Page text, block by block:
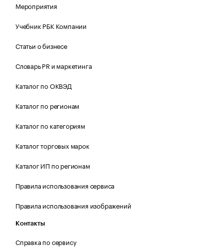
Мероприятия
Учебник РБК Компании
Статьи о бизнесе
Словарь PR и маркетинга
Каталог по ОКВЭД
Каталог по регионам
Каталог по категориям
Каталог торговых марок
Каталог ИП по регионам
Правила использования сервиса
Правила использования изображений
Контакты
Справка по сервису